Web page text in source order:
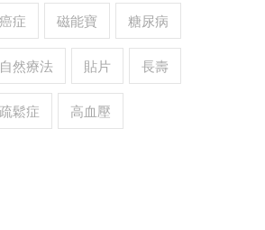
癌症 磁能寶 糖尿病
自然療法 貼片 長壽
鬆症 高血壓